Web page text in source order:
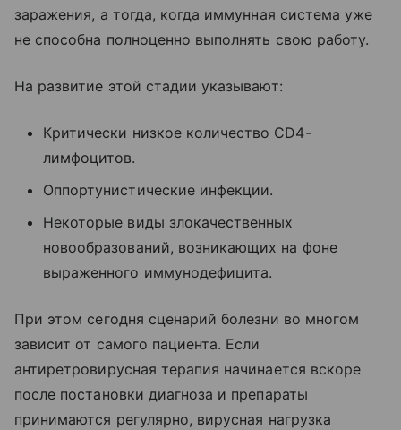
заражения, а тогда, когда иммунная система уже
не способна полноценно выполнять свою работу.
На развитие этой стадии указывают:
Критически низкое количество CD4-
лимфоцитов.
Оппортунистические инфекции.
Некоторые виды злокачественных
новообразований, возникающих на фоне
выраженного иммунодефицита.
При этом сегодня сценарий болезни во многом
зависит от самого пациента. Если
антиретровирусная терапия начинается вскоре
после постановки диагноза и препараты
принимаются регулярно, вирусная нагрузка